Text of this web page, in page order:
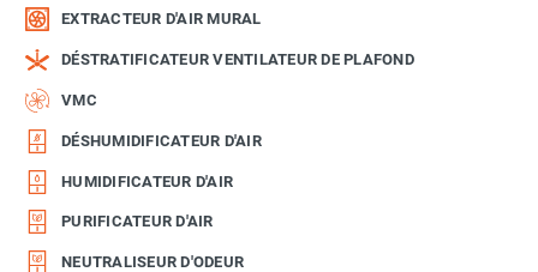
EXTRACTEUR D'AIR MURAL
DÉSTRATIFICATEUR VENTILATEUR DE PLAFOND
VMC
DÉSHUMIDIFICATEUR D'AIR
HUMIDIFICATEUR D'AIR
PURIFICATEUR D'AIR
NEUTRALISEUR D'ODEUR